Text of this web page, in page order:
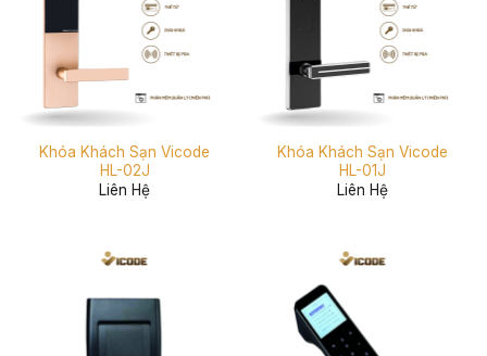
Khóa Khách Sạn Vicode
HL-02J
Liên Hệ
Khóa Khách Sạn Vicode
HL-01J
Liên Hệ